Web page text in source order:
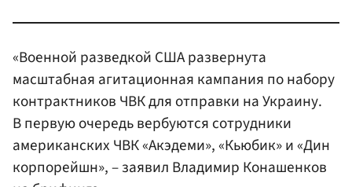
«Военной разведкой США развернута
масштабная агитационная кампания по набору
контрактников ЧВК для отправки на Украину.
В первую очередь вербуются сотрудники
американских ЧВК «Акэдеми», «Кьюбик» и «Дин
корпорейшн», – заявил Владимир Конашенков